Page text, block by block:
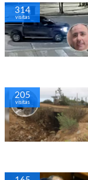
314
visitas
205
visitas